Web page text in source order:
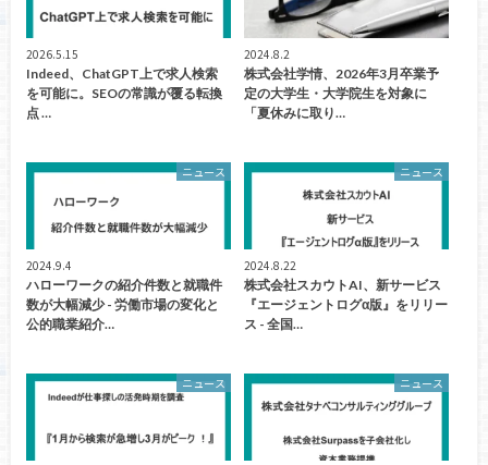
2026.5.15
Indeed、ChatGPT上で求人検索
を可能に。SEOの常識が覆る転換
点 …
2024.8.2
株式会社学情、2026年3月卒業予
定の大学生・大学院生を対象に
「夏休みに取り…
ニュース
2024.9.4
ハローワークの紹介件数と就職件
数が大幅減少 - 労働市場の変化と
公的職業紹介…
ニュース
2024.8.22
株式会社スカウトAI、新サービス
『エージェントログα版』をリリー
ス - 全国…
ニュース ニュース